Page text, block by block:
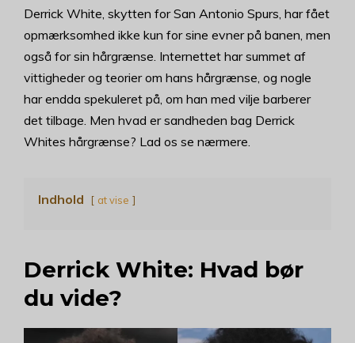
Derrick White, skytten for San Antonio Spurs, har fået
opmærksomhed ikke kun for sine evner på banen, men
også for sin hårgrænse. Internettet har summet af
vittigheder og teorier om hans hårgrænse, og nogle
har endda spekuleret på, om han med vilje barberer
det tilbage. Men hvad er sandheden bag Derrick
Whites hårgrænse? Lad os se nærmere.
Indhold at vise
Derrick White: Hvad bør
du vide?